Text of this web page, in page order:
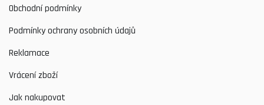
Obchodní podmínky
Podmínky ochrany osobních údajů
Reklamace
Vrácení zboží
Jak nakupovat